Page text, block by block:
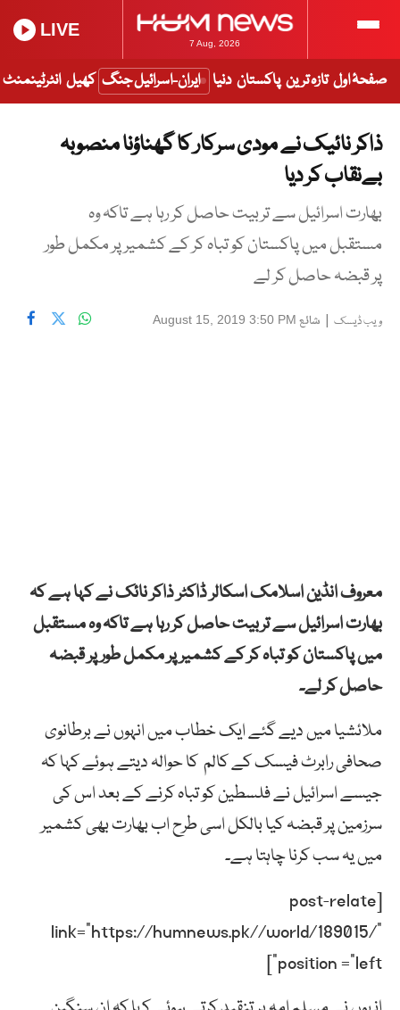
7 Aug, 2026
LIVE
صفحۂ اول تازہ ترین پاکستان دنیا ایران-اسرائیل جنگ کھیل انٹرٹینمنٹ
ذاکر نائیک نے مودی سرکار کا گھناؤنا منصوبہ
بےنقاب کر دیا
بھارت اسرائیل سے تربیت حاصل کر رہا ہے تاکہ وہ
مستقبل میں پاکستان کو تباہ کر کے کشمیر پر مکمل طور
پر قبضہ حاصل کر لے
ویب ڈیسک | شائع August 15, 2019 3:50 PM
معروف انڈین اسلامک اسکالر ڈاکٹر ذاکر نائک نے کہا ہے کہ
بھارت اسرائیل سے تربیت حاصل کر رہا ہے تاکہ وہ مستقبل
میں پاکستان کو تباہ کر کے کشمیر پر مکمل طور پر قبضہ
حاصل کر لے۔
ملائشیا میں دیے گئے ایک خطاب میں انہوں نے برطانوی
صحافی رابرٹ فیسک کے کالم کا حوالہ دیتے ہوئے کہا کہ
جیسے اسرائیل نے فلسطین کو تباہ کرنے کے بعد اس کی
سرزمین پر قبضہ کیا بالکل اسی طرح اب بھارت بھی کشمیر
میں یہ سب کرنا چاہتا ہے۔
[post-relate
link=”https://humnews.pk//world/189015/”
position =”left”]